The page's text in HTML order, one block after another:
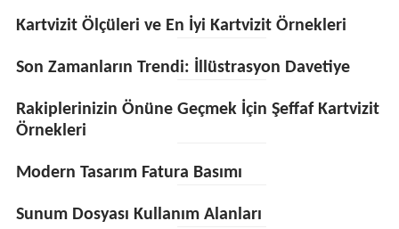
Kartvizit Ölçüleri ve En İyi Kartvizit Örnekleri
Son Zamanların Trendi: İllüstrasyon Davetiye
Rakiplerinizin Önüne Geçmek İçin Şeffaf Kartvizit
Örnekleri
Modern Tasarım Fatura Basımı
Sunum Dosyası Kullanım Alanları